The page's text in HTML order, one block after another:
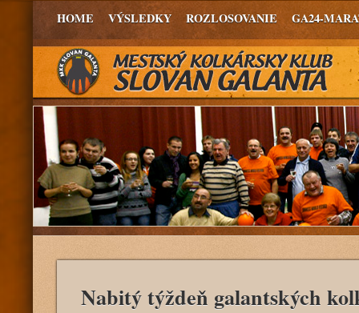
HOME VÝSLEDKY ROZLOSOVANIE GA24-
Nabitý týždeň galantských